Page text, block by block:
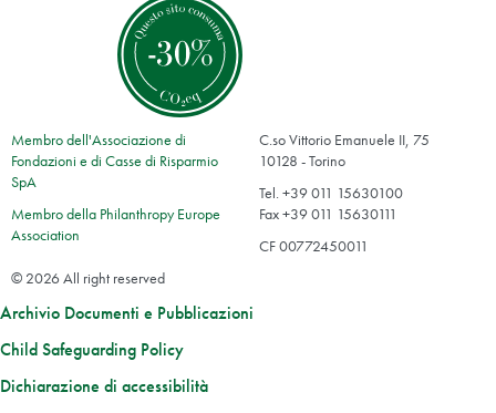
Membro dell'Associazione di
Fondazioni e di Casse di Risparmio
SpA
Membro della Philanthropy Europe
Association
C.so Vittorio Emanuele II, 75
10128 - Torino
Tel. +39 011 15630100
Fax +39 011 15630111
CF 00772450011
© 2026 All right reserved
Archivio Documenti e Pubblicazioni
Child Safeguarding Policy
Dichiarazione di accessibilità